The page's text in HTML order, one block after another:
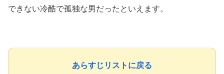
できない冷酷で孤独な男だったといえます。
あらすじリストに戻る